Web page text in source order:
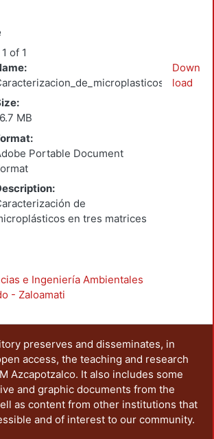
of 1
MB
Portable Document
de
en tres matrices
Down
load
e Ingeniería Ambientales
- Zaloamati
preserves and disseminates, in
access, the teaching and research
Azcapotzalco. It also includes some
and graphic documents from the
as content from other institutions that
and of interest to our community.